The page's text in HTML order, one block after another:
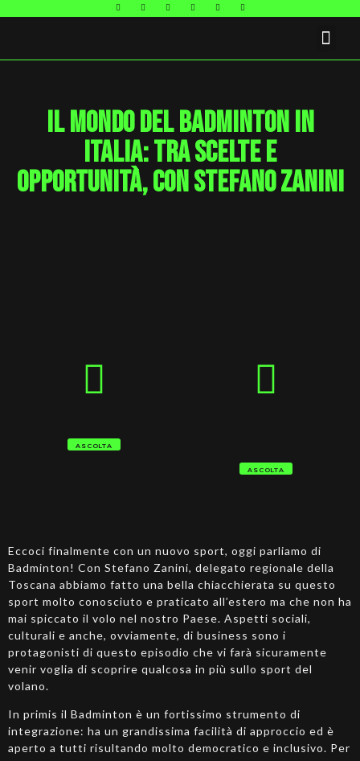
Il mondo del badminton in
Italia: tra scelte e
opportunità, con Stefano Zanini
ASCOLTA
ASCOLTA
Eccoci finalmente con un nuovo sport, oggi parliamo di
Badminton! Con Stefano Zanini, delegato regionale della
Toscana abbiamo fatto una bella chiacchierata su questo
sport molto conosciuto e praticato all’estero ma che non ha
mai spiccato il volo nel nostro Paese. Aspetti sociali,
culturali e anche, ovviamente, di business sono i
protagonisti di questo episodio che vi farà sicuramente
venir voglia di scoprire qualcosa in più sullo sport del
volano.
In primis il Badminton è un fortissimo strumento di
integrazione: ha un grandissima facilità di approccio ed è
aperto a tutti risultando molto democratico e inclusivo. Per